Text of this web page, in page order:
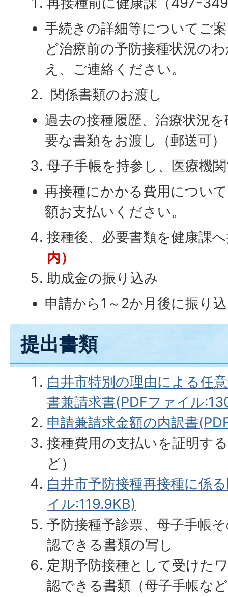
手続きの詳細等についてご
ど治療前の予防接種状況の
え、ご連絡ください。
関係書類のお渡し
過去の接種履歴、治療状況
要な書類をお渡し（郵送可
母子手帳を持参し、医療機
再接種にかかる費用につい
額お支払いください。
接種後、必要書類を健康課
内）
助成金の振り込み
申請から1～2か月後に振り
提出書類
白井市特別の理由による任
書兼請求書(PDFファイル
申請兼請求金額の内訳書
接種費用の支払いを証明す
ど）
白井市予防接種再接種に係
イル:119.9KB)
予防接種予診票、母子手帳
認できる書類の写し
定期予防接種として受けた
認できる書類（母子手帳な